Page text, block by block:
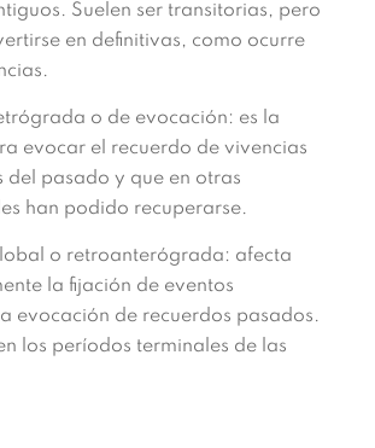
Suelen ser transitorias, pero
en definitivas, como ocurre
o de evocación: es la
evocar el recuerdo de vivencias
del pasado y que en otras
han podido recuperarse.
o retroanterógrada: afecta
la fijación de eventos
evocación de recuerdos pasados.
los períodos terminales de las